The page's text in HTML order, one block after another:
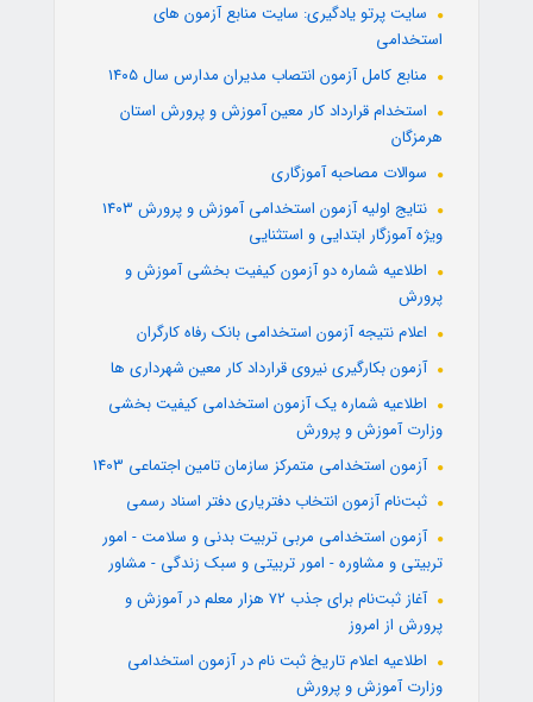
سایت پرتو یادگیری: سایت منابع آزمون های
استخدامی
منابع کامل آزمون انتصاب مدیران مدارس سال ۱۴۰۵
استخدام قرارداد کار معین آموزش و پرورش استان
هرمزگان
سوالات مصاحبه آموزگاری
نتایج اولیه آزمون استخدامی آموزش و پرورش ۱۴۰۳
ویژه آموزگار ابتدایی و استثنایی
اطلاعیه شماره دو آزمون کیفیت بخشی آموزش و
پرورش
اعلام نتیجه آزمون استخدامی بانک رفاه کارگران
آزمون بکارگیری نیروی قرارداد کار معین شهرداری ها
اطلاعیه شماره یک آزمون استخدامی کیفیت بخشی
وزارت آموزش و پرورش
آزمون استخدامی متمرکز سازمان تامین اجتماعی 1403
ثبت‌نام آزمون انتخاب دفتریاری دفتر اسناد رسمی
آزمون استخدامی مربی تربیت بدنی و سلامت - امور
تربیتی و مشاوره - امور تربیتی و سبک زندگی - مشاور
آغاز ثبت‌نام برای جذب ۷۲ هزار معلم در آموزش و
پرورش از امروز
اطلاعیه اعلام تاریخ ثبت نام در آزمون استخدامی
وزارت آموزش و پرورش